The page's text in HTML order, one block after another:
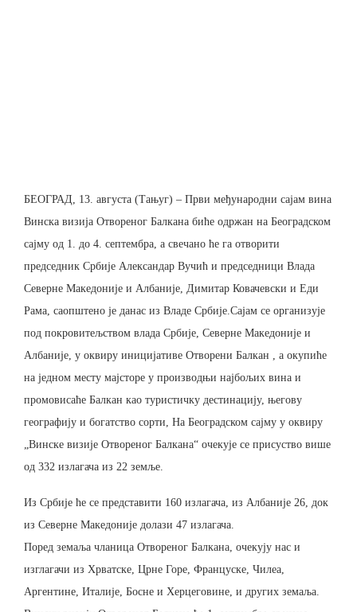
БЕОГРАД, 13. августа (Тањуг) – Први међународни сајам вина
Винска визија Отвореног Балкана биће одржан на Београдском
сајму од 1. до 4. септембра, а свечано ће га отворити
председник Србије Александар Вучић и председници Влада
Северне Македоније и Албаније, Димитар Ковачевски и Еди
Рама, саопштено је данас из Владе Србије.Сајам се организује
под покровитељством влада Србије, Северне Македоније и
Албаније, у оквиру иницијативе Отворени Балкан , а окупиће
на једном месту мајсторе у производњи најбољих вина и
промовисаће Балкан као туристичку дестинацију, његову
географију и богатство сорти, На Београдском сајму у оквиру
„Винске визије Отвореног Балкана“ очекује се присуство више
од 332 излагача из 22 земље.
Из Србије ће се представити 160 излагача, из Албаније 26, док
из Северне Македоније долази 47 излагача.
Поред земаља чланица Отвореног Балкана, очекују нас и
изглагачи из Хрватске, Црне Горе, Француске, Чилеа,
Аргентине, Италије, Босне и Херцеговине, и других земаља.